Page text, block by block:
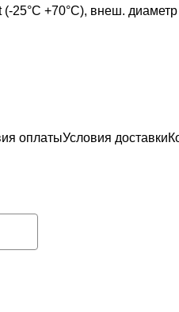
(-25°C +70°C), внеш.
оплатыУсловия доставки